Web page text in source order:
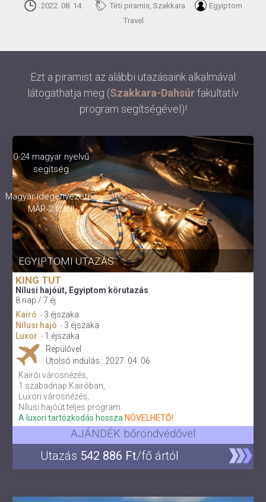
2022. 08. 14. Téti piramis, Szakkara
Egyiptom
Travel
Ezt a piramist az alábbi utazásaink alkalmával
látogathatja meg (Szakkara-Dahsúrfakultatív
program segítségével)!
EGYIPTOMI UTAZÁS
0-24 magyar nyelvű
segítség
Magyar idegenvezetés
MÁR 2 főtől!
KING TUT
Nílusi hajóút, Egyiptom körutazás
8 nap / 7 éj
Kairó - 3 éjszaka
Nílusi hajó - 3 éjszaka
Luxor - 1 éjszaka
Repülővel
Utolsó indulás : 2027. 04. 06.
Kairói városnézés,
1 szabadnap Kairóban,
Luxori városnézés,
Nílusi hajóút teljes program.
A luxori tartózkodás hossza NÖVELHETŐ!
AJÁNDÉK bőröndvédővel
Utazás 542 886 Ft/fő ártól